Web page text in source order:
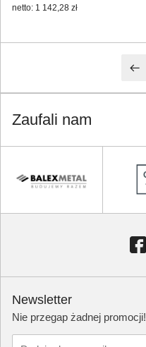
netto: 1 142,28 zł
Zaufali nam
Newsletter
Nie przegap żadnej promocji!